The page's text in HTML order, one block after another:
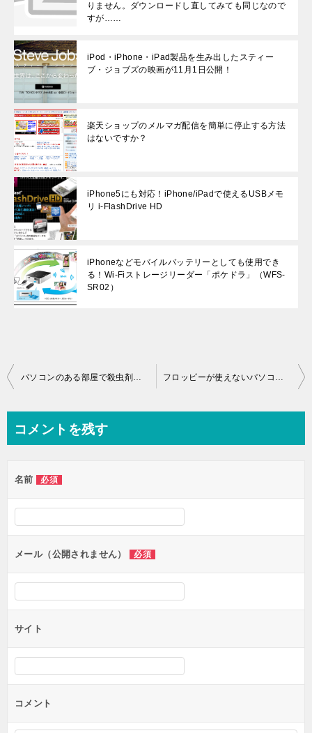
りません。ダウンロードし直してみても同じなので
すが……
iPod・iPhone・iPad製品を生み出したスティー
ブ・ジョブズの映画が11月1日公開！
楽天ショップのメルマガ配信を簡単に停止する方法
はないですか？
iPhone5にも対応！iPhone/iPadで使えるUSBメモ
リ i-FlashDrive HD
iPhoneなどモバイルバッテリーとしても使用でき
る！Wi-Fiストレージリーダー「ポケドラ」（WFS-
SR02）
投稿ナビゲーション パソコンのある部屋で殺虫剤を炊いても大丈夫ですか？ フロッピーが使えないパソコンでも手軽にデータ交換したい！
コメントを残す
名前 必須
メール（公開されません） 必須
サイト
コメント